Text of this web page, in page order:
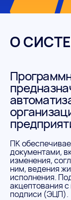
О
ПК
документами,
изменения,
ним, ведения
исполнения.
акцептования
подписи (ЭЦП).